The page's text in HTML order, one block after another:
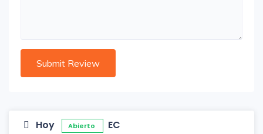
Hoy Abierto EC